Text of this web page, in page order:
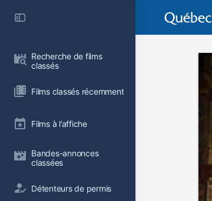
Recherche de films
classés
Films classés récemment
Films à l’affiche
Bandes-annonces
classées
Détenteurs de permis